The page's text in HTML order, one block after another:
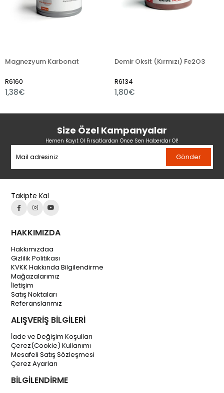
Magnezyum Karbonat
R6160
1,38€
Demir Oksit (Kırmızı) Fe2O3
R6134
1,80€
Size Özel Kampanyalar
Hemen Kayıt Ol Fırsatlardan Önce Sen Haberdar Ol!
Gönder
Takipte Kal
HAKKIMIZDA
Hakkımızdaa
Gizlilik Politikası
KVKK Hakkında Bilgilendirme
Mağazalarımız
İletişim
Satış Noktaları
Referanslarımız
ALIŞVERİŞ BİLGİLERİ
İade ve Değişim Koşulları
Çerez(Cookie) Kullanımı
Mesafeli Satış Sözleşmesi
Çerez Ayarları
BİLGİLENDİRME